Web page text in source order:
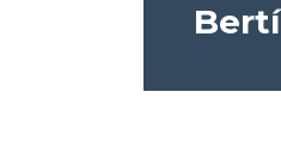
Bertí